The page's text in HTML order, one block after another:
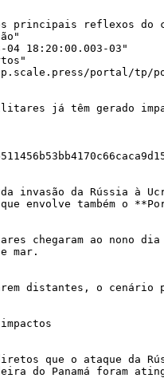
reflexos do
04 18:20:00.003-03"
portal/tp/
já têm gerado
invasão da Rússia à
envolve também o
chegaram ao nono
mar.
distantes, o
que o ataque da
do Panamá foram